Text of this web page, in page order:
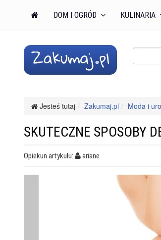
DOM I OGRÓD KULINARIA
Jesteś tutaj Zakumaj.pl Moda i
SKUTECZNE SPOSOBY
Opiekun artykułu: ariane